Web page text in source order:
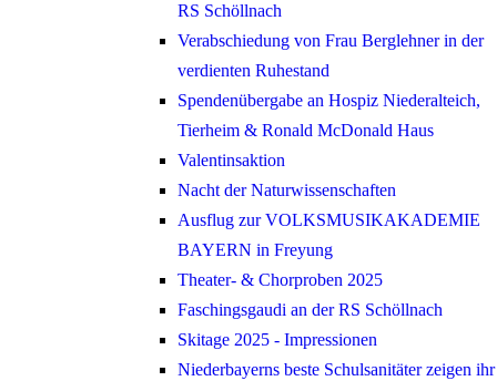
RS Schöllnach
Verabschiedung von Frau Berglehner in der
verdienten Ruhestand
Spendenübergabe an Hospiz Niederalteich,
Tierheim & Ronald McDonald Haus
Valentinsaktion
Nacht der Naturwissenschaften
Ausflug zur VOLKSMUSIKAKADEMIE
BAYERN in Freyung
Theater- & Chorproben 2025
Faschingsgaudi an der RS Schöllnach
Skitage 2025 - Impressionen
Niederbayerns beste Schulsanitäter zeigen ihr